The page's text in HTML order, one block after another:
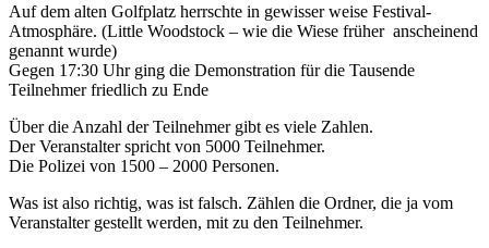
Auf dem alten Golfplatz herrschte in gewisser weise Festival-
Atmosphäre. (Little Woodstock – wie die Wiese früher anscheinend
genannt wurde)
Gegen 17:30 Uhr ging die Demonstration für die Tausende
Teilnehmer friedlich zu Ende
Über die Anzahl der Teilnehmer gibt es viele Zahlen.
Der Veranstalter spricht von 5000 Teilnehmer.
Die Polizei von 1500 – 2000 Personen.
Was ist also richtig, was ist falsch. Zählen die Ordner, die ja vom
Veranstalter gestellt werden, mit zu den Teilnehmer.